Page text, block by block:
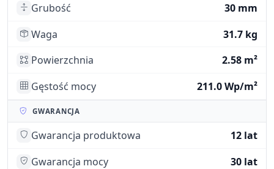
Grubość
30 mm
Waga
31.7 kg
Powierzchnia
2.58 m²
Gęstość mocy
211.0 Wp/m²
GWARANCJA
Gwarancja produktowa
12 lat
Gwarancja mocy
30 lat